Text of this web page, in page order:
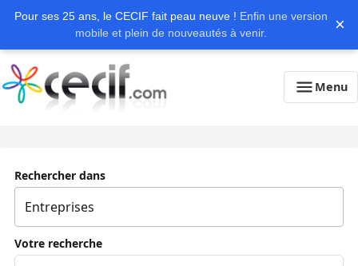
Pour ses 25 ans, le CECIF fait peau neuve ! Enfin une version
mobile et plein de nouveautés à venir.
×
Menu
Rechercher dans
Votre recherche